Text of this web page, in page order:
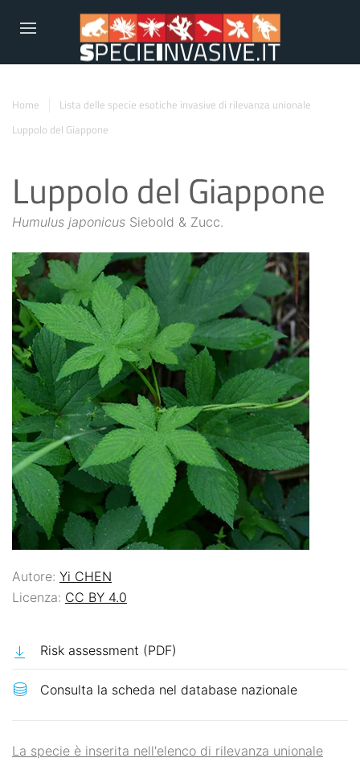
Home
Lista delle specie esotiche invasive di rilevanza unionale
Luppolo del Giappone
Luppolo del Giappone
Humulus japonicus Siebold & Zucc.
Autore: Yi CHEN
Licenza: CC BY 4.0
Risk assessment (PDF)
La specie è inserita nell'elenco di rilevanza unionale